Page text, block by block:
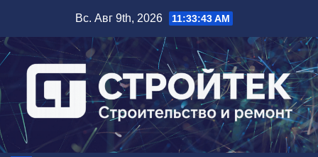
содержимому
Вс. Авг 9th, 2026 11:33:44 AM